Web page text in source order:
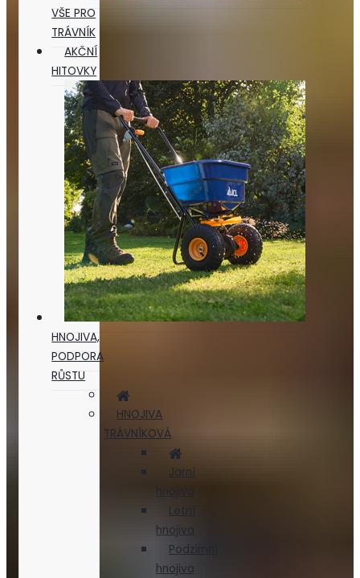
VŠE PRO
TRÁVNÍK
AKČNÍ
HITOVKY
HNOJIVA,
PODPORA
RŮSTU
HNOJIVA
TRÁVNÍKOVÁ
Jarní
hnojiva
Letní
hnojiva
Podzimní
hnojiva